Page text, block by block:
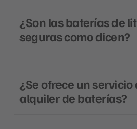
¿Son las baterías de
seguras como dicen?
¿Se ofrece un servicio
alquiler de baterías?